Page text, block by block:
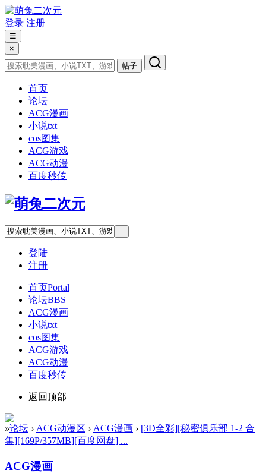
登录 注册
☰
×
帖子
首页
论坛
ACG漫画
小说txt
cos图集
ACG游戏
ACG动漫
百度秒传
登陆
注册
首页Portal
论坛BBS
ACG漫画
小说txt
cos图集
ACG游戏
ACG动漫
百度秒传
返回顶部
»论坛 › ACG动漫区 › ACG漫画 › [3D全彩][秘密俱乐部 1-2 合
集][169P/357MB][百度网盘] ...
ACG漫画